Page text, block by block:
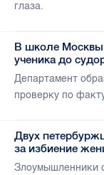
глаза.
В школе Москвы
ученика до
Департамент
проверку по
Двух
за избиение
Злоумышленники